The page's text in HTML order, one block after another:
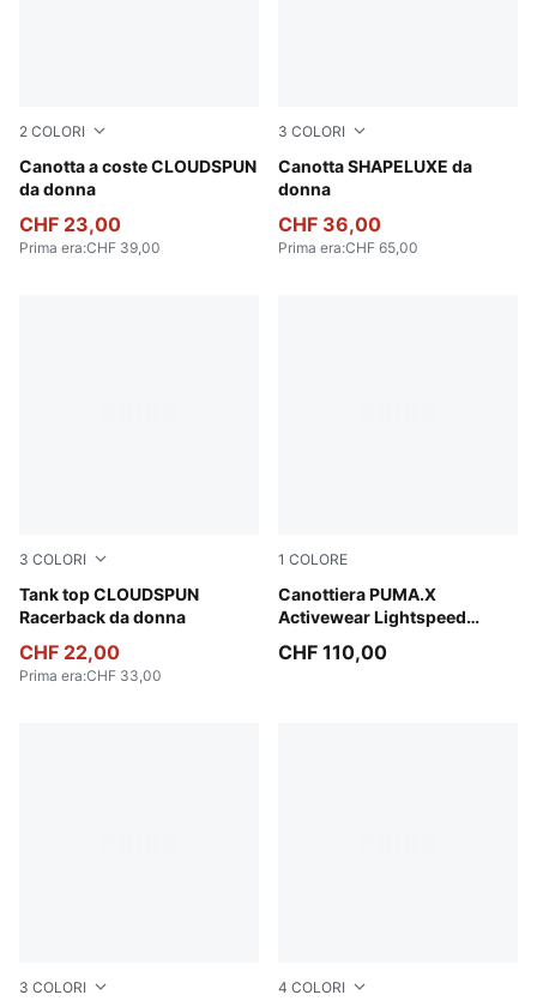
2 COLORI
Canotta a coste CLOUDSPUN
da donna
Puma Black
CHF 23,00
Prima era:CHF 39,00
3 COLORI
Canotta SHAPELUXE da
donna
Baltic Sea Blue
CHF 36,00
Prima era:CHF 65,00
3 COLORI
Tank top CLOUDSPUN
Racerback da donna
Puma Black
CHF 22,00
Prima era:CHF 33,00
1 COLORE
Canottiera PUMA.X
Activewear Lightspeed
Inky Depths
CHF 110,00
3 COLORI 4 COLORI